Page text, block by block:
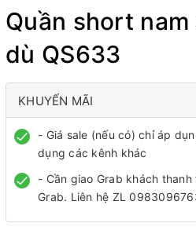
Quần short
dù QS633
KHUYẾN MÃI
- Giá sale (nếu có) chỉ áp
dụng các kênh khác
- Cần giao Grab khách
Grab. Liên hệ ZL